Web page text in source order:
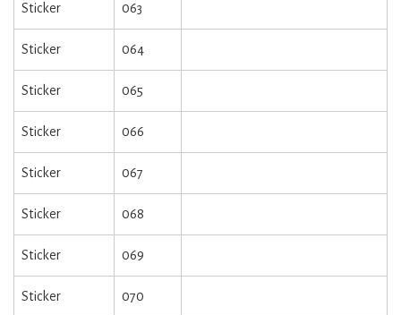
Sticker 063
Sticker 064
Sticker 065
Sticker 066
Sticker 067
Sticker 068
Sticker 069
Sticker 070